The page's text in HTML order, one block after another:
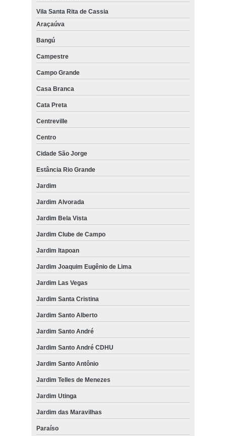
Vila Santa Rita de Cassia
Araçaúva
Bangú
Campestre
Campo Grande
Casa Branca
Cata Preta
Centreville
Centro
Cidade São Jorge
Estância Rio Grande
Jardim
Jardim Alvorada
Jardim Bela Vista
Jardim Clube de Campo
Jardim Itapoan
Jardim Joaquim Eugênio de Lima
Jardim Las Vegas
Jardim Santa Cristina
Jardim Santo Alberto
Jardim Santo André
Jardim Santo André CDHU
Jardim Santo Antônio
Jardim Telles de Menezes
Jardim Utinga
Jardim das Maravilhas
Paraíso